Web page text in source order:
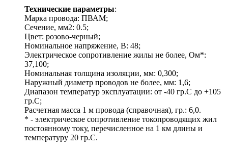
Технические параметры:
Марка провода: ПВАМ;
Сечение, мм2: 0.5;
Цвет: розово-черный;
Номинальное напряжение, В: 48;
Электрическое сопротивление жилы не более, Ом*:
37,100;
Номинальная толщина изоляции, мм: 0,300;
Наружный диаметр проводов не более, мм: 1,6;
Диапазон температур эксплуатации: от -40 гр.С до +105
гр.С;
Расчетная масса 1 м провода (справочная), гр.: 6,0.
* - электрическое сопротивление токопроводящих жил
постоянному току, перечисленное на 1 км длины и
температуру 20 гр.С.